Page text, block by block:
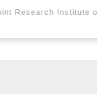
Research Institute